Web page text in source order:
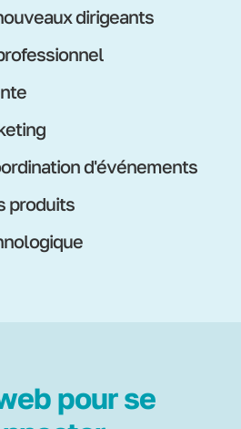
dirigeants
d'événements
produits
pour se